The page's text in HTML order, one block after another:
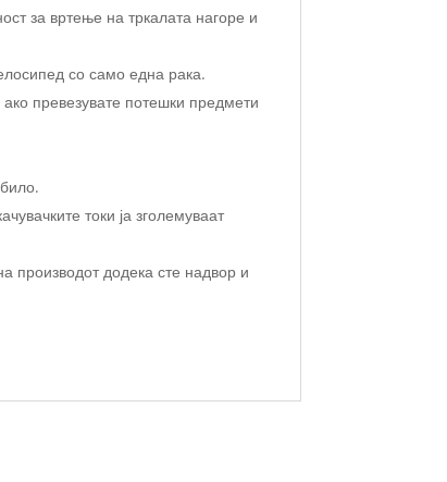
за вртење на тркалата нагоре и
со само една рака.
превезувате потешки предмети
токи ја зголемуваат
производот додека сте надвор и